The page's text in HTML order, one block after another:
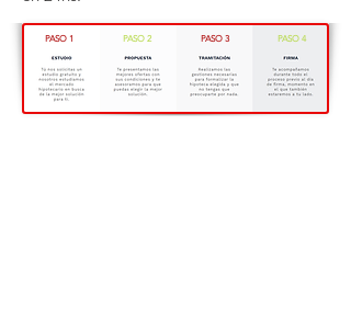
¡Queremos ser tus asesores hipotecarios!
PASO 1 PASO 2 PASO 3 PASO 4